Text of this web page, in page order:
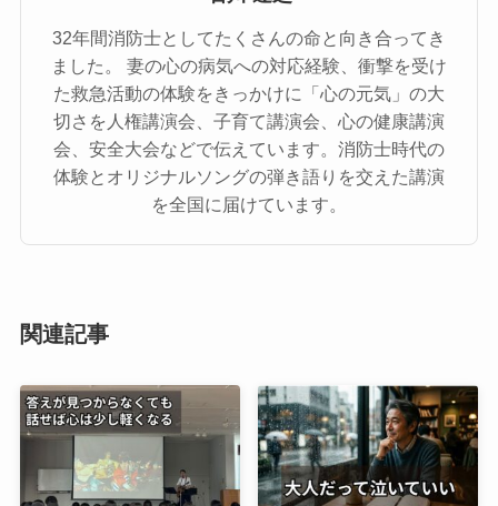
32年間消防士としてたくさんの命と向き合ってき
ました。 妻の心の病気への対応経験、衝撃を受け
た救急活動の体験をきっかけに「心の元気」の大
切さを人権講演会、子育て講演会、心の健康講演
会、安全大会などで伝えています。消防士時代の
体験とオリジナルソングの弾き語りを交えた講演
を全国に届けています。
関連記事